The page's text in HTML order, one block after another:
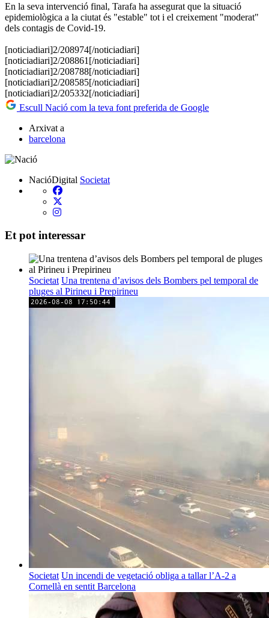
En la seva intervenció final, Tarafa ha assegurat que la situació
epidemiològica a la ciutat és "estable" tot i el creixement "moderat"
dels contagis de Covid-19.
[noticiadiari]2/208974[/noticiadiari]
[noticiadiari]2/208861[/noticiadiari]
[noticiadiari]2/208788[/noticiadiari]
[noticiadiari]2/208585[/noticiadiari]
[noticiadiari]2/205332[/noticiadiari]
Escull Nació com la teva font preferida de Google
Arxivat a
barcelona
NacióDigital Societat
Et pot interessar
Societat Una trentena d’avisos dels Bombers pel temporal de
pluges al Pirineu i Prepirineu
Societat Un incendi de vegetació obliga a tallar l’A-2 a
Cornellà en sentit Barcelona